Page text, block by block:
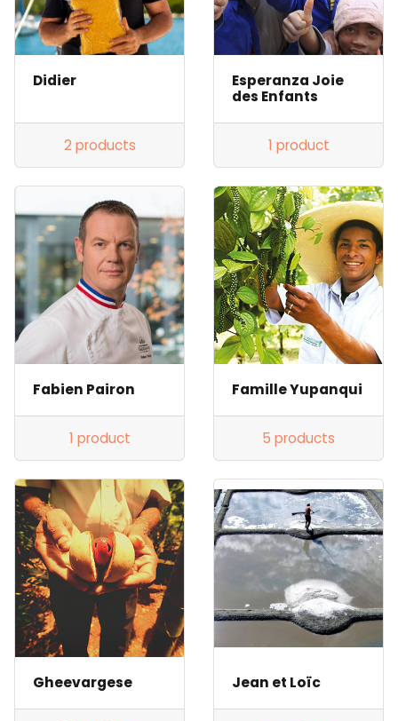
Didier
2 products
Esperanza Joie
des Enfants
1 product
Fabien Pairon
1 product
Famille Yupanqui
5 products
Gheevargese Jean et Loïc